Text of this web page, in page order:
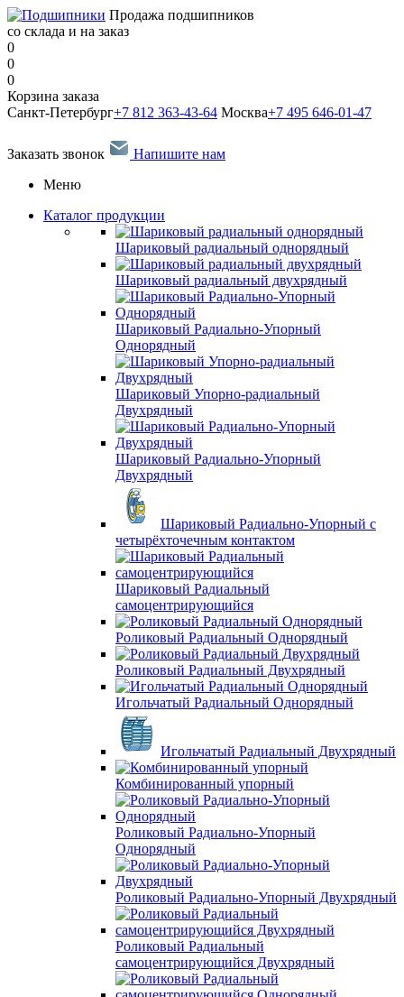
Продажа подшипников
со склада и на заказ
0
0
0
Корзина заказа
Санкт-Петербург+7 812 363-43-64 Москва+7 495 646-01-47
Заказать звонок
Напишите нам
Меню
Каталог продукции
Шариковый радиальный однорядный
Шариковый радиальный двухрядный
Шариковый Радиально-Упорный
Однорядный
Шариковый Упорно-радиальный
Двухрядный
Шариковый Радиально-Упорный
Двухрядный
Шариковый Радиально-Упорный с
четырёхточечным контактом
Шариковый Радиальный
самоцентрирующийся
Роликовый Радиальный Однорядный
Роликовый Радиальный Двухрядный
Игольчатый Радиальный Однорядный
Игольчатый Радиальный Двухрядный
Комбинированный упорный
Роликовый Радиально-Упорный
Однорядный
Роликовый Радиально-Упорный Двухрядный
Роликовый Радиальный
самоцентрирующийся Двухрядный